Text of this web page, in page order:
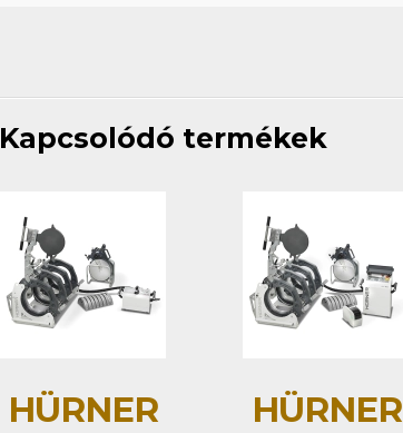
Kapcsolódó termékek
HÜRNER
HÜRNER